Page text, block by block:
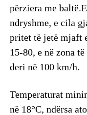
përziera me
ndryshme, e cila
pritet të jetë mjaft
15-80, e në zona
deri në 100 km/h.
Temperaturat
në 18°C, ndërsa